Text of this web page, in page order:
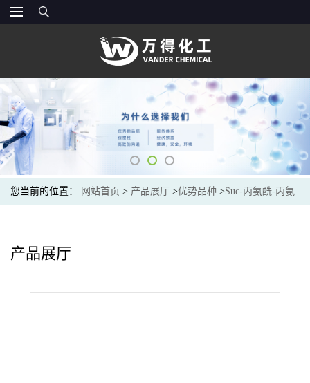
您当前的位置： 网站首页 > 产品展厅 >优势品种 >Suc-丙氨酰-丙氨
产品展厅